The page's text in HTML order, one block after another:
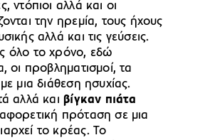
ντόπιοι αλλά και οι
την ηρεμία, τους ήχους
αλλά και τις γεύσεις.
όλο το χρόνο, εδώ
οι προβληματισμοί, τα
μια διάθεση ησυχίας.
αλλά καιβίγκαν πιάτα
πρόταση σε μια
το κρέας. Το